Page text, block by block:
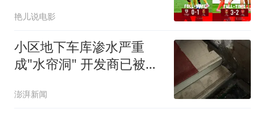
艳儿说电影
小区地下车库渗水严重
成"水帘洞" 开发商已被吊
澎湃新闻